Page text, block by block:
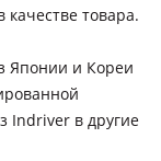
качестве товара.
Японии и Кореи
Indriver в другие